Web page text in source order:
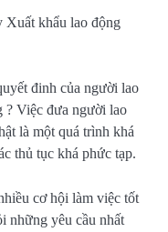
đinh của người lao
? Việc đưa người lao
là một quá trình khá
thủ tục khá phức tạp.
cơ hội làm việc tốt
những yêu cầu nhất